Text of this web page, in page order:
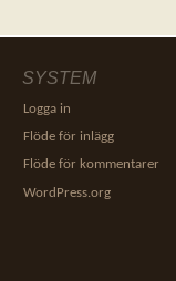
SYSTEM
Logga in
Flöde för inlägg
Flöde för kommentarer
WordPress.org